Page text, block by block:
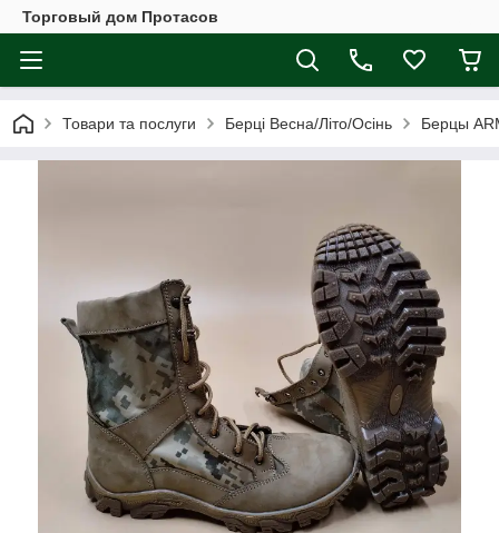
Торговый дом Протасов
Товари та послуги Берці Весна/Літо/Осінь Берцы